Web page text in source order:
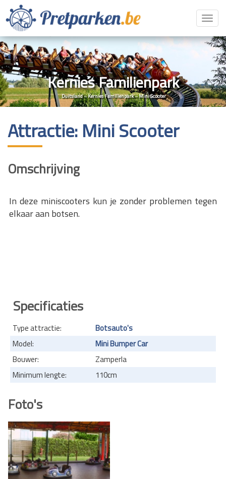
Kernies Familienpark
Duitsland»Kernies Familienpark»Mini Scooter
Attractie: Mini Scooter
Omschrijving
In deze miniscooters kun je zonder problemen tegen
elkaar aan botsen.
Specificaties
Type attractie:
Botsauto's
Model:
Mini Bumper Car
Bouwer:
Zamperla
Minimum lengte:
110cm
Foto's